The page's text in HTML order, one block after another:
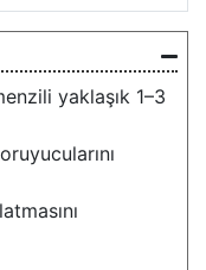
yaklaşık 1–3